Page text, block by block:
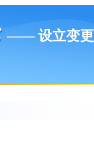
—— 设立变更